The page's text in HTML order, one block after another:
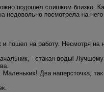
подошел слишком близко.
недовольно посмотрела на
и пошел на работу. Несмотря
- стакан воды! Лучшему
Два наперсточка, так